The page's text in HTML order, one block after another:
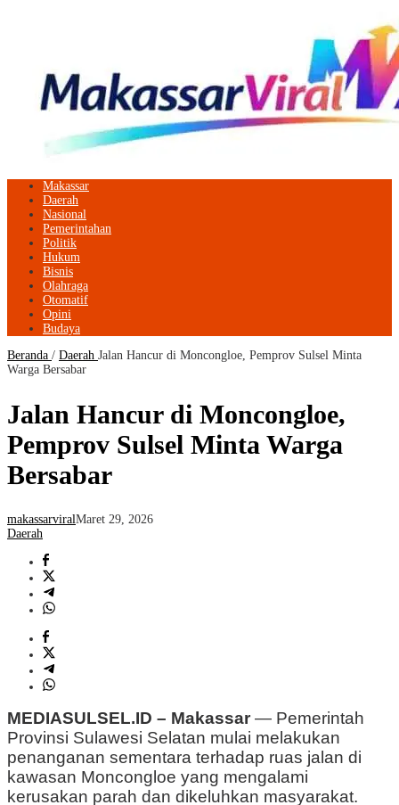
Makassar
Daerah
Nasional
Pemerintahan
Politik
Hukum
Bisnis
Olahraga
Otomatif
Opini
Budaya
Beranda / Daerah Jalan Hancur di Moncongloe, Pemprov Sulsel Minta
Warga Bersabar
Jalan Hancur di Moncongloe,
Pemprov Sulsel Minta Warga
Bersabar
makassarviralMaret 29, 2026
Daerah
MEDIASULSEL.ID – Makassar — Pemerintah
Provinsi Sulawesi Selatan mulai melakukan
penanganan sementara terhadap ruas jalan di
kawasan Moncongloe yang mengalami
kerusakan parah dan dikeluhkan masyarakat.